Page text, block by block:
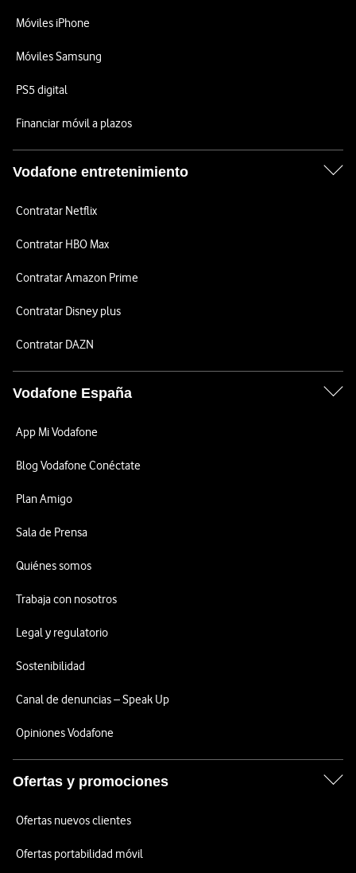
Móviles iPhone
Móviles Samsung
PS5 digital
Financiar móvil a plazos
Vodafone entretenimiento
Contratar Netflix
Contratar HBO Max
Contratar Amazon Prime
Contratar Disney plus
Contratar DAZN
Vodafone España
App Mi Vodafone
Blog Vodafone Conéctate
Plan Amigo
Sala de Prensa
Quiénes somos
Trabaja con nosotros
Legal y regulatorio
Sostenibilidad
Canal de denuncias – Speak Up
Opiniones Vodafone
Ofertas y promociones
Ofertas nuevos clientes
Ofertas portabilidad móvil